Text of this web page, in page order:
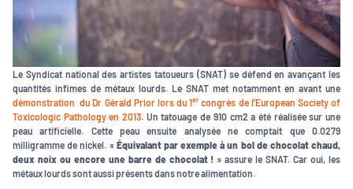
Le Syndicat national des artistes tatoueurs (SNAT) se défend en avançant les
quantités infimes de métaux lourds. Le SNAT met notamment en avant une
démonstration du Dr Gérald Prior lors du 1ercongrès de l’European Society of
Toxicologic Pathology en 2013. Un tatouage de 910 cm2 a été réalisée sur une
peau artificielle. Cette peau ensuite analysée ne comptait que 0.0279
milligramme de nickel. « Équivalant par exemple à un bol de chocolat chaud,
deux noix ou encore une barre de chocolat ! » assure le SNAT. Car oui, les
métaux lourds sont aussi présents dans notre alimentation.